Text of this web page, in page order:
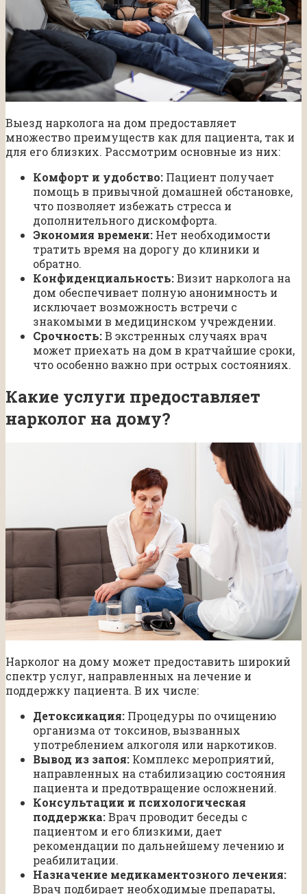
Выезд нарколога на дом предоставляет
множество преимуществ как для пациента, так и
для его близких. Рассмотрим основные из них:
Комфорт и удобство: Пациент получает
помощь в привычной домашней обстановке,
что позволяет избежать стресса и
дополнительного дискомфорта.
Экономия времени: Нет необходимости
тратить время на дорогу до клиники и
обратно.
Конфиденциальность:Визит нарколога на
дом обеспечивает полную анонимность и
исключает возможность встречи с
знакомыми в медицинском учреждении.
Срочность:В экстренных случаях врач
может приехать на дом в кратчайшие сроки,
что особенно важно при острых состояниях.
Какие услуги предоставляет
нарколог на дому?
Нарколог на дому может предоставить широкий
спектр услуг, направленных на лечение и
поддержку пациента. В их числе:
Детоксикация: Процедуры по очищению
организма от токсинов, вызванных
употреблением алкоголя или наркотиков.
Вывод из запоя: Комплекс мероприятий,
направленных на стабилизацию состояния
пациента и предотвращение осложнений.
Консультации и психологическая
поддержка:Врач проводит беседы с
пациентом и его близкими, дает
рекомендации по дальнейшему лечению и
реабилитации.
Назначение медикаментозного лечения:
Врач подбирает необходимые препараты,